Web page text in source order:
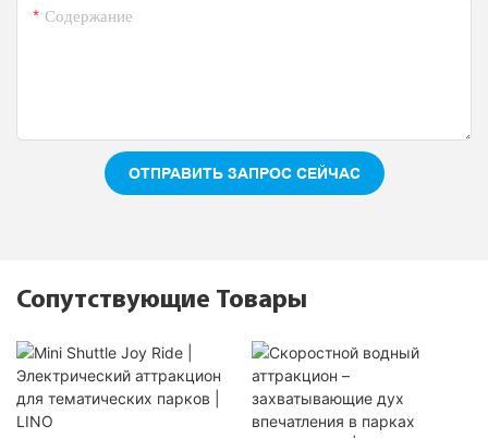
Содержание
ОТПРАВИТЬ ЗАПРОС СЕЙЧАС
Сопутствующие Товары